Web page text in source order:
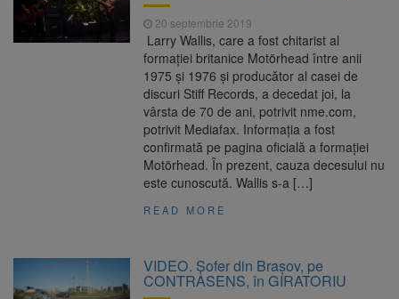
20 septembrie 2019
Larry Wallis, care a fost chitarist al
formației britanice Motörhead între anii
1975 și 1976 și producător al casei de
discuri Stiff Records, a decedat joi, la
vârsta de 70 de ani, potrivit nme.com,
potrivit Mediafax. Informația a fost
confirmată pe pagina oficială a formației
Motörhead. În prezent, cauza decesului nu
este cunoscută. Wallis s-a […]
READ MORE
VIDEO. Șofer din Brașov, pe
CONTRASENS, în GIRATORIU